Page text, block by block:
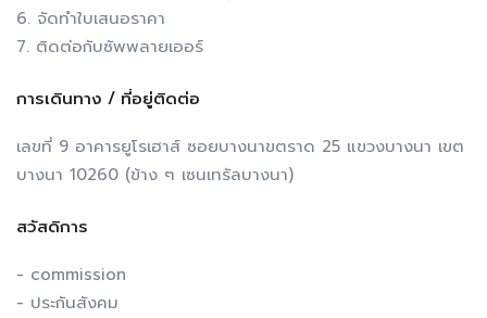
6. จัดทำใบเสนอราคา
7. ติดต่อกับซัพพลายเออร์
การเดินทาง / ที่อยู่ติดต่อ
เลขที่ 9 อาคารยูโรเฮาส์ ซอยบางนาขตราด 25 แขวงบางนา เขต
บางนา 10260 (ข้าง ๆ เซนเทรัลบางนา)
สวัสดิการ
- commission
- ประกันสังคม